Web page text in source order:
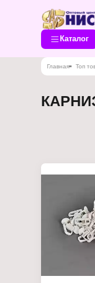
Каталог
Главная Топ